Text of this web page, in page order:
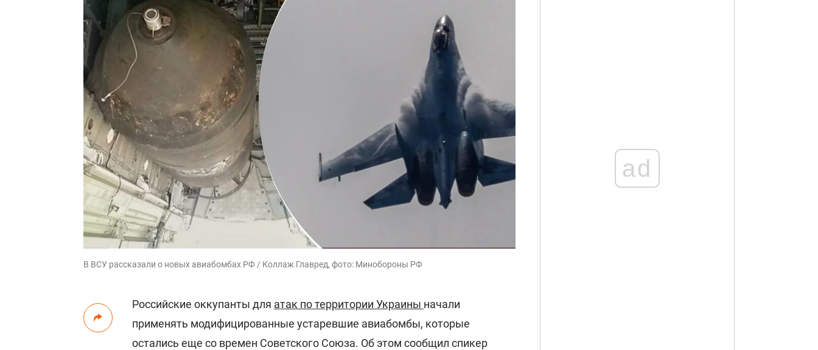
В ВСУ рассказали о новых авиабомбах РФ / Коллаж Главред, фото: Минобороны РФ
Российские оккупанты для атак по территории Украины начали
применять модифицированные устаревшие авиабомбы, которые
остались еще со времен Советского Союза. Об этом сообщил спикер
ad